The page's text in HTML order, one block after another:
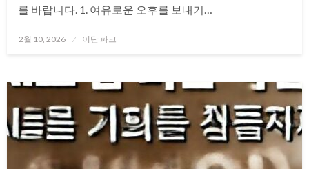
를 바랍니다. 1. 여유로운 오후를 보내기…
Posted
2월 10, 2026 이단 파크